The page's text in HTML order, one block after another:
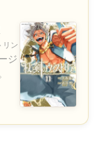
リン
ジ